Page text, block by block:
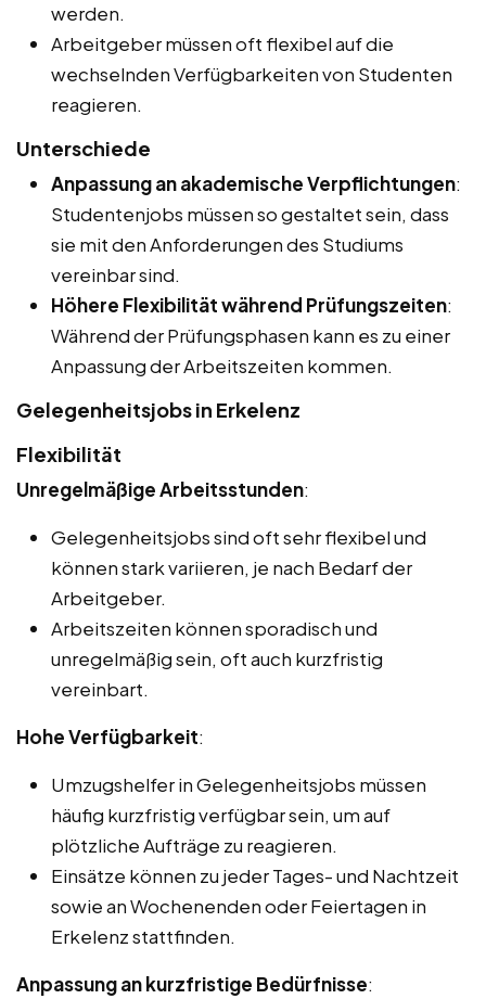
werden.
Arbeitgeber müssen oft flexibel auf die
wechselnden Verfügbarkeiten von Studenten
reagieren.
Unterschiede
Anpassung an akademische Verpflichtungen:
Studentenjobs müssen so gestaltet sein, dass
sie mit den Anforderungen des Studiums
vereinbar sind.
Höhere Flexibilität während Prüfungszeiten:
Während der Prüfungsphasen kann es zu einer
Anpassung der Arbeitszeiten kommen.
Gelegenheitsjobs in Erkelenz
Flexibilität
Unregelmäßige Arbeitsstunden:
Gelegenheitsjobs sind oft sehr flexibel und
können stark variieren, je nach Bedarf der
Arbeitgeber.
Arbeitszeiten können sporadisch und
unregelmäßig sein, oft auch kurzfristig
vereinbart.
Hohe Verfügbarkeit:
Umzugshelfer in Gelegenheitsjobs müssen
häufig kurzfristig verfügbar sein, um auf
plötzliche Aufträge zu reagieren.
Einsätze können zu jeder Tages- und Nachtzeit
sowie an Wochenenden oder Feiertagen in
Erkelenz stattfinden.
Anpassung an kurzfristige Bedürfnisse: